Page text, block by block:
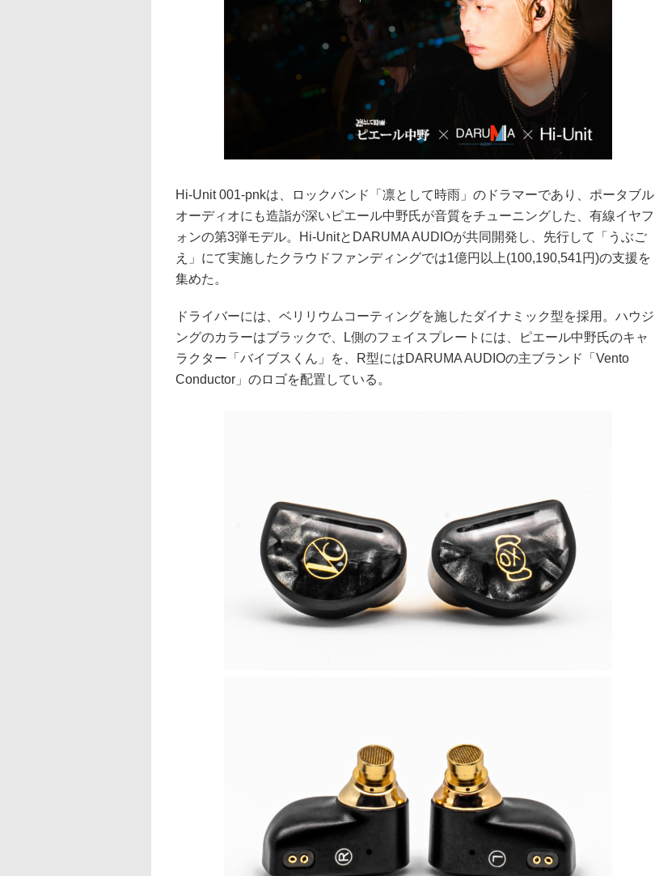
Hi-Unit 001-pnkは、ロックバンド「凛として時雨」のドラマーであり、ポータブル
オーディオにも造詣が深いピエール中野氏が音質をチューニングした、有線イヤフ
ォンの第3弾モデル。Hi-UnitとDARUMA AUDIOが共同開発し、先行して「うぶご
え」にて実施したクラウドファンディングでは1億円以上(100,190,541円)の支援を
集めた。
ドライバーには、ベリリウムコーティングを施したダイナミック型を採用。ハウジ
ングのカラーはブラックで、L側のフェイスプレートには、ピエール中野氏のキャ
ラクター「バイブスくん」を、R型にはDARUMA AUDIOの主ブランド「Vento
Conductor」のロゴを配置している。